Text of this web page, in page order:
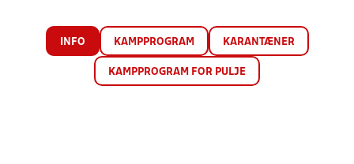
INFO KAMPPROGRAM KARANTÆNER
KAMPPROGRAM FOR PULJE